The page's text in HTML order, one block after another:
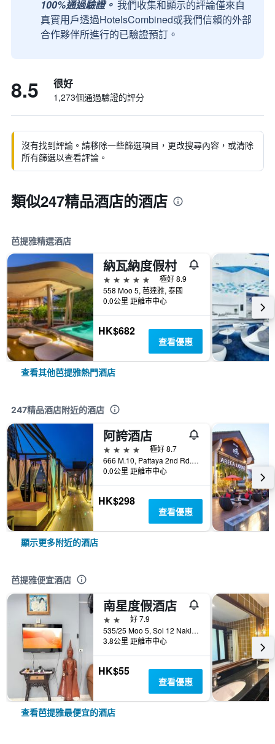
100%通過驗證。 我們收集和顯示的評論僅來自
真實用戶透過HotelsCombined或我們信賴的外部
合作夥伴所進行的已驗證預訂。
8.5 很好
1,273個通過驗證的評分
沒有找到評論。請移除一些篩選項目，更改搜尋內容，或清除
所有篩選以查看評論。
類似247精品酒店的酒店
芭提雅精選酒店
納瓦納度假村
5星級
極好 8.9
558 Moo 5, 芭達雅, 泰國
0.0公里 距離市中心
HK$682
查看優惠
查看其他芭提雅熱門酒店
247精品酒店附近的酒店
阿誇酒店
4星級
極好 8.7
666 M.10, Pattaya 2nd Rd., 芭達雅, 泰國
0.0公里 距離市中心
HK$298
查看優惠
顯示更多附近的酒店
芭提雅便宜酒店
南星度假酒店
2星級
好 7.9
535/25 Moo 5, Soi 12 Naklua Road, Banglamung, 芭達雅, 泰國
3.8公里 距離市中心
HK$55
查看優惠
查看芭提雅最便宜的酒店